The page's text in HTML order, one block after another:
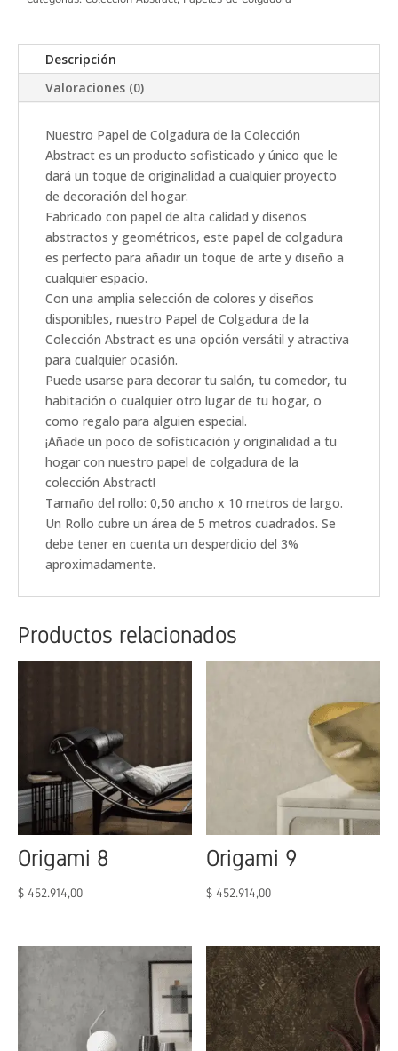
Descripción
Valoraciones (0)
Nuestro Papel de Colgadura de la Colección
Abstract es un producto sofisticado y único que le
dará un toque de originalidad a cualquier proyecto
de decoración del hogar.
Fabricado con papel de alta calidad y diseños
abstractos y geométricos, este papel de colgadura
es perfecto para añadir un toque de arte y diseño a
cualquier espacio.
Con una amplia selección de colores y diseños
disponibles, nuestro Papel de Colgadura de la
Colección Abstract es una opción versátil y atractiva
para cualquier ocasión.
Puede usarse para decorar tu salón, tu comedor, tu
habitación o cualquier otro lugar de tu hogar, o
como regalo para alguien especial.
¡Añade un poco de sofisticación y originalidad a tu
hogar con nuestro papel de colgadura de la
colección Abstract!
Tamaño del rollo: 0,50 ancho x 10 metros de largo.
Un Rollo cubre un área de 5 metros cuadrados. Se
debe tener en cuenta un desperdicio del 3%
aproximadamente.
Productos relacionados
Origami 8
$ 452.914,00
Origami 9
$ 452.914,00